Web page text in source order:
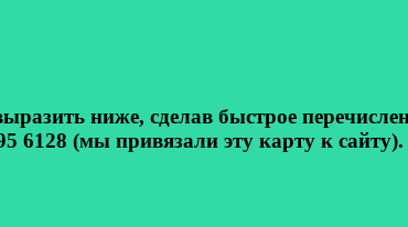
ниже, сделав быстрое
6128 (мы привязали эту карту к сайту).